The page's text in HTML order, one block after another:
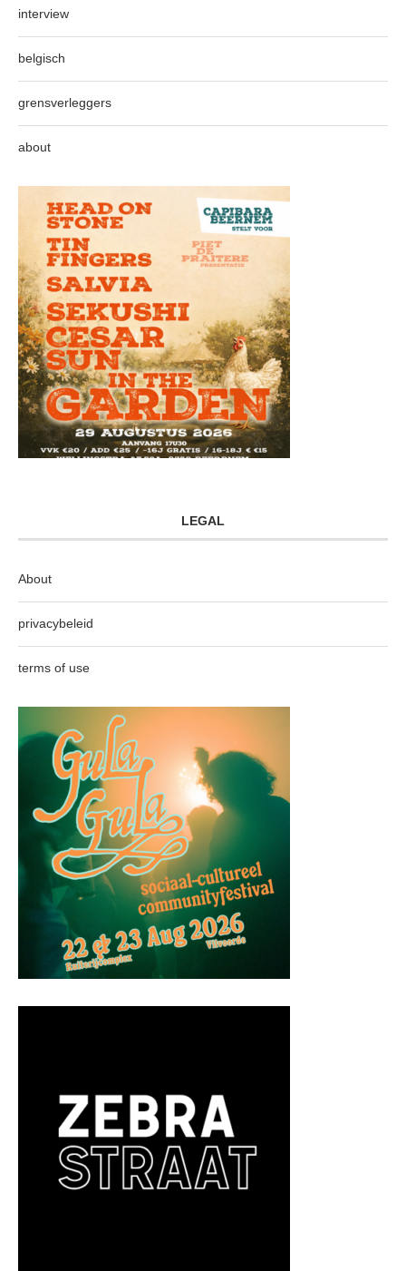
interview
belgisch
grensverleggers
about
LEGAL
About
privacybeleid
terms of use